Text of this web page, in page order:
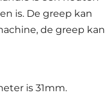
is. De greep kan
de greep kan
is 31mm.